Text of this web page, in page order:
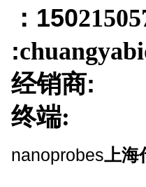
：150
:
经销商:
终端:
nanoprobes上海